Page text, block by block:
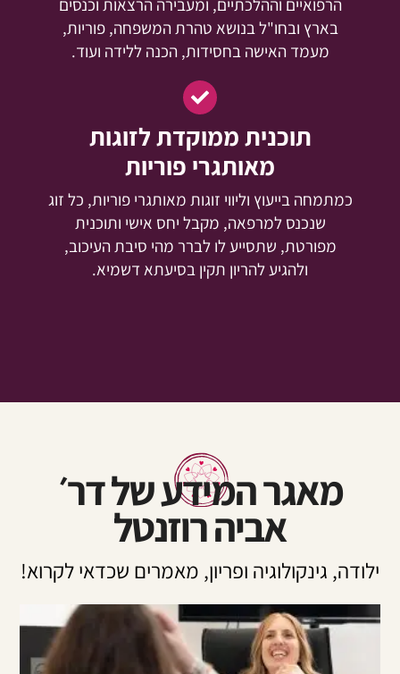
הרפואיים וההלכתיים, ומעבירה הרצאות וכנסים
בארץ ובחו"ל בנושא טהרת המשפחה, פוריות,
מעמד האישה בחסידות, הכנה ללידה ועוד.
תוכנית ממוקדת לזוגות
מאותגרי פוריות
כמתמחה בייעוץ וליווי זוגות מאותגרי פוריות, כל זוג
שנכנס למרפאה, מקבל יחס אישי ותוכנית
מפורטת, שתסייע לו לברר מהי סיבת העיכוב,
ולהגיע להריון תקין בסיעתא דשמיא.
מאגר המידע של דר׳
אביה רוזנטל
גינקולוגיה ופריון, מאמרים שכדאי לקרוא!